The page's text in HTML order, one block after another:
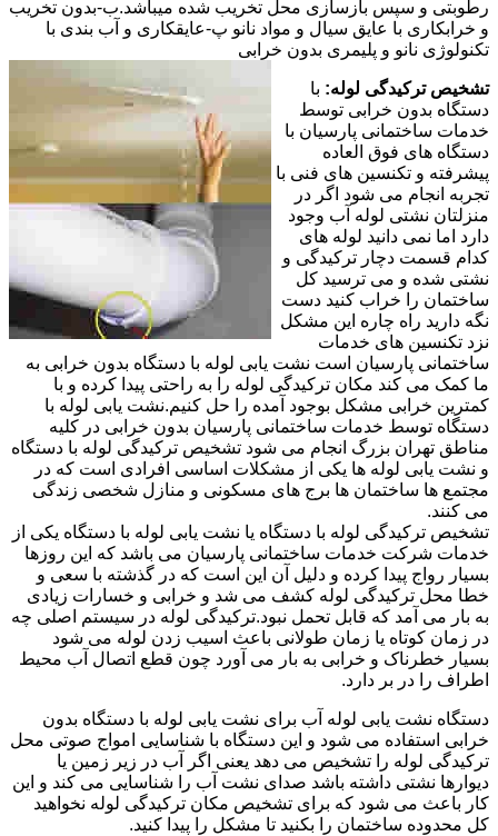
رطوبتی و سپس بازسازی محل تخریب شده میباشد.ب-بدون تخریب
و خرابکاری با عایق سیال و مواد نانو پ-عایقکاری و آب بندی با
تکنولوژی نانو و پلیمری بدون خرابی
تشخیص ترکیدگی لوله: با
دستگاه بدون خرابی توسط
خدمات ساختمانی پارسیان با
دستگاه های فوق العاده
پیشرفته و تکنسین های فنی با
تجربه انجام می شود اگر در
منزلتان نشتی لوله آب وجود
دارد اما نمی دانید لوله های
کدام قسمت دچار ترکیدگی و
نشتی شده و می ترسید کل
ساختمان را خراب کنید دست
نگه دارید راه چاره این مشکل
نزد تکنسین های خدمات
ساختمانی پارسیان است نشت یابی لوله با دستگاه بدون خرابی به
ما کمک می کند مکان ترکیدگی لوله را به راحتی پیدا کرده و با
کمترین خرابی مشکل بوجود آمده را حل کنیم.نشت یابی لوله با
دستگاه توسط خدمات ساختمانی پارسیان بدون خرابی در کلیه
مناطق تهران بزرگ انجام می شود تشخیص ترکیدگی لوله با دستگاه
و نشت یابی لوله ها یکی از مشکلات اساسی افرادی است که در
مجتمع ها ساختمان ها برج های مسکونی و منازل شخصی زندگی
می کنند.
تشخیص ترکیدگی لوله با دستگاه یا نشت یابی لوله با دستگاه یکی از
خدمات شرکت خدمات ساختمانی پارسیان می باشد که این روزها
بسیار رواج پیدا کرده و دلیل آن این است که در گذشته با سعی و
خطا محل ترکیدگی لوله کشف می شد و خرابی و خسارات زیادی
به بار می آمد که قابل تحمل نبود.ترکیدگی لوله در سیستم اصلی چه
در زمان کوتاه یا زمان طولانی باعث اسیب زدن لوله می شود
بسیار خطرناک و خرابی به بار می آورد چون قطع اتصال آب محیط
اطراف را در بر دارد.
دستگاه نشت یابی لوله آب برای نشت یابی لوله با دستگاه بدون
خرابی استفاده می شود و این دستگاه با شناسایی امواج صوتی محل
ترکیدگی لوله را تشخیص می دهد یعنی اگر آب در زیر زمین یا
دیوارها نشتی داشته باشد صدای نشت آب را شناسایی می کند و این
کار باعث می شود که برای تشخیص مکان ترکیدگی لوله نخواهید
کل محدوده ساختمان را بکنید تا مشکل را پیدا کنید.